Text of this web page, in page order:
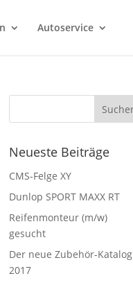
Autoservice
Neueste Beiträge
CMS-Felge XY
Dunlop SPORT MAXX RT
Reifenmonteur (m/w)
gesucht
Der neue Zubehör-Katalog
2017